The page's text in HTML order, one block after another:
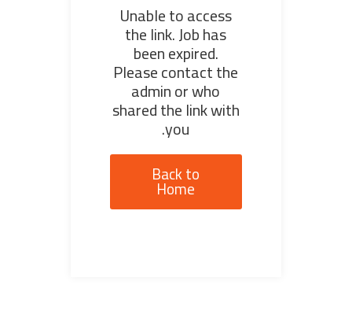
Unable to access
the link. Job has
been expired.
Please contact the
admin or who
shared the link with
you.
Back to
Home